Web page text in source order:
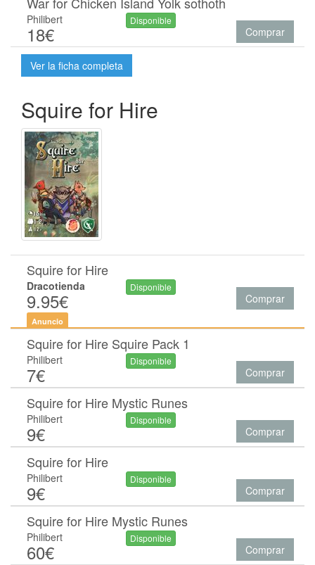
Philibert
18€
Disponible
Comprar
Ver la ficha completa
Squire for Hire
Squire for Hire
Dracotienda
9.95€
Disponible
Comprar
Anuncio
Squire for Hire Squire Pack 1
Philibert
7€
Disponible
Comprar
Squire for Hire Mystic Runes
Philibert
9€
Disponible
Comprar
Squire for Hire
Philibert
9€
Disponible
Comprar
Squire for Hire Mystic Runes
Philibert
60€
Disponible
Comprar